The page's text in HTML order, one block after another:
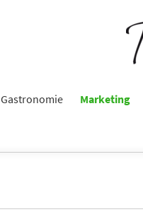
Gastronomie Marketing
Jetzt
Vorname
Nachname
E-Mail*